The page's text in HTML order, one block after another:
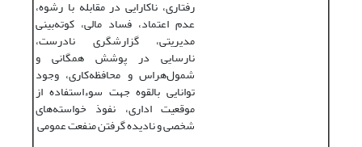
رفتاری، ناکارایی در مقابله با رشوه،
عدم اعتماد، فساد مالی، کوته‌بینی
مدیریتی، گزارشگری نادرست،
نارسایی در پوشش همگانی و
شمول‌هراس و محافظه‌کاری، وجود
توانایی بالقوه جهت سوءاستفاده از
موقعیت اداری، نفوذ خواسته‌های
شخصی و نادیده گرفتن منفعت عمومی